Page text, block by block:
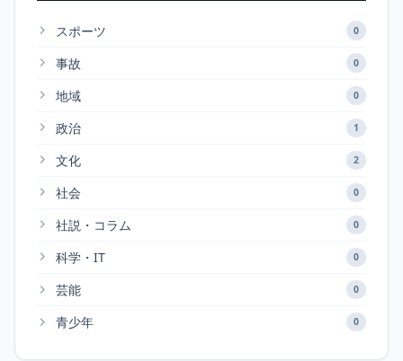
スポーツ 0
事故 0
地域 0
政治 1
文化 2
社会 0
社説・コラム 0
科学・IT 0
芸能 0
青少年 0